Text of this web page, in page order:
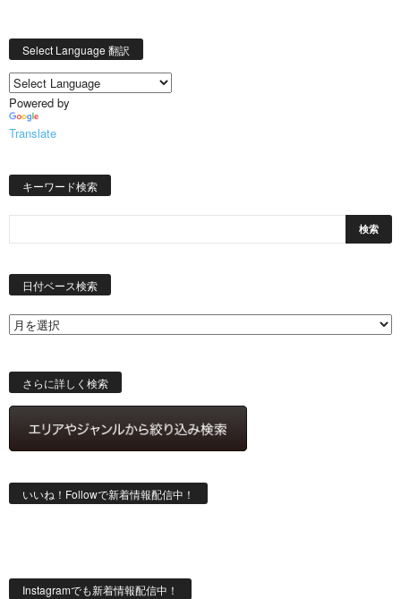
Select Language 翻訳
Powered by
Translate
キーワード検索
日付ベース検索
さらに詳しく検索
いいね！Followで新着情報配信中！
Instagramでも新着情報配信中！